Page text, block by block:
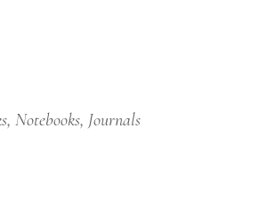
Notebooks, Journals